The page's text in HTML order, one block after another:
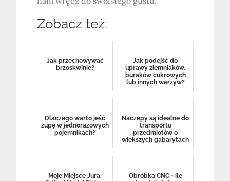
Zobacz też:
Jak przechowywać
brzoskwinie?
Jak podejść do
uprawy ziemniaków,
buraków cukrowych
lub innych warzyw?
Dlaczego warto jeść
zupę w jednorazowych
pojemnikach?
Naczepy są idealne do
transportu
przedmiotów o
większych gabarytach
Moje Miejsce Jura:
Obróbka CNC - ile